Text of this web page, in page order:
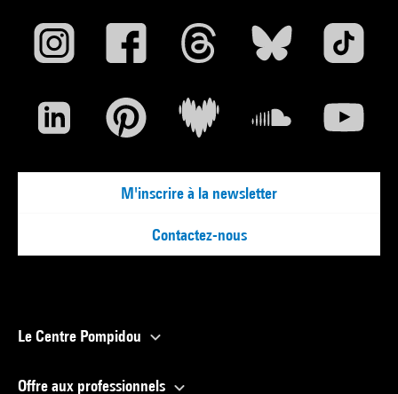
M'inscrire à la newsletter
Contactez-nous
Le Centre Pompidou
Offre aux professionnels